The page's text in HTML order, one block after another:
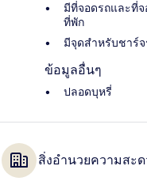
มีที่จอดรถและที่
ที่พัก
มีจุดสำหรับชาร์
ข้อมูลอื่นๆ
ปลอดบุหรี่
สิ่งอำนวยความสะ